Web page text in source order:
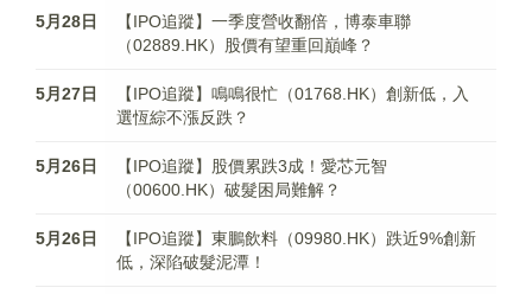
5月28日
【IPO追蹤】一季度營收翻倍，博泰車聯
（02889.HK）股價有望重回巔峰？
5月27日
【IPO追蹤】鳴鳴很忙（01768.HK）創新低，入
選恆綜不漲反跌？
5月26日
【IPO追蹤】股價累跌3成！愛芯元智
（00600.HK）破髮困局難解？
5月26日
【IPO追蹤】東鵬飲料（09980.HK）跌近9%創新
低，深陷破髮泥潭！